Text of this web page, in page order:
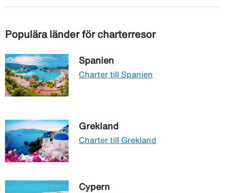
Populära länder för charterresor
Spanien
Charter till Spanien
Grekland
Charter till Grekland
Cypern